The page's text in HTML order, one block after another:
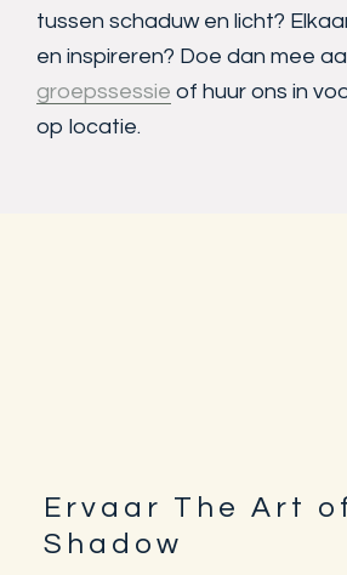
tussen schaduw en licht?
en inspireren? Doe dan mee
groepssessie of huur ons in
op locatie.
Footer
Ervaar The Art
Shadow